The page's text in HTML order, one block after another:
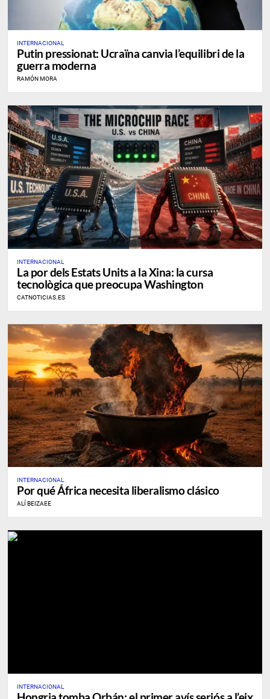
INTERNACIONAL
Putin pressionat: Ucraïna canvia l’equilibri de la
guerra moderna
RAMÓN MORA
INTERNACIONAL
La por dels Estats Units a la Xina: la cursa
tecnològica que preocupa Washington
CATNOTICIAS.ES
INTERNACIONAL
Por qué África necesita liberalismo clásico
ALÍ BEIZAEE
INTERNACIONAL